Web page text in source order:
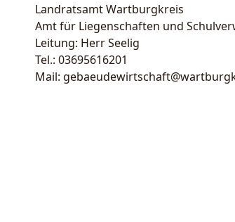
Landratsamt Wartburgkreis
Amt für Liegenschaften und
Leitung: Herr Seelig
Tel.: 03695616201
Mail: